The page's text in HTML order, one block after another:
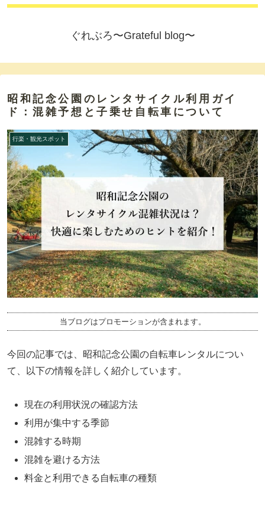
ぐれぶろ〜Grateful blog〜
昭和記念公園のレンタサイクル利用ガイ
ド：混雑予想と子乗せ自転車について
行楽・観光スポット
当ブログはプロモーションが含まれます。
今回の記事では、昭和記念公園の自転車レンタルについ
て、以下の情報を詳しく紹介しています。
現在の利用状況の確認方法
利用が集中する季節
混雑する時期
混雑を避ける方法
料金と利用できる自転車の種類